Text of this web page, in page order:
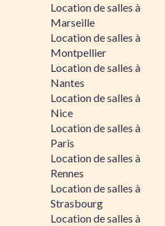
Location de salles à
Marseille
Location de salles à
Montpellier
Location de salles à
Nantes
Location de salles à
Nice
Location de salles à
Paris
Location de salles à
Rennes
Location de salles à
Strasbourg
Location de salles à